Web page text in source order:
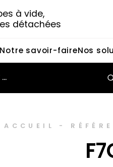
à vide,
détachées
Notre savoir-faireNos
ACCUEIL -